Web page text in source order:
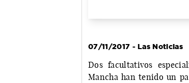
07/11/2017 - Las Noticias
Dos facultativos
Mancha han tenido un